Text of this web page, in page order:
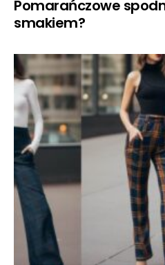
Pomarańczowe
smakiem?